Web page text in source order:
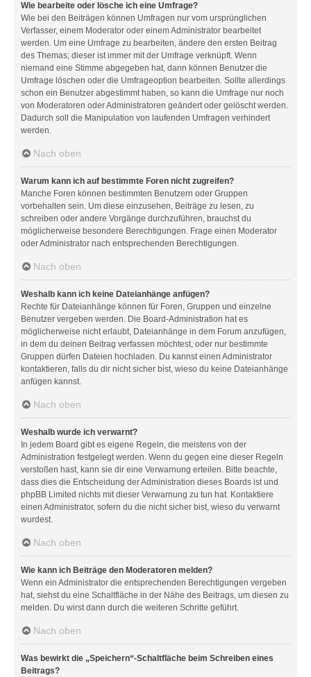
Wie bearbeite oder lösche ich eine Umfrage?
Wie bei den Beiträgen können Umfragen nur vom ursprünglichen
Verfasser, einem Moderator oder einem Administrator bearbeitet
werden. Um eine Umfrage zu bearbeiten, ändere den ersten Beitrag
des Themas; dieser ist immer mit der Umfrage verknüpft. Wenn
niemand eine Stimme abgegeben hat, dann können Benutzer die
Umfrage löschen oder die Umfrageoption bearbeiten. Sollte allerdings
schon ein Benutzer abgestimmt haben, so kann die Umfrage nur noch
von Moderatoren oder Administratoren geändert oder gelöscht werden.
Dadurch soll die Manipulation von laufenden Umfragen verhindert
werden.
Nach oben
Warum kann ich auf bestimmte Foren nicht zugreifen?
Manche Foren können bestimmten Benutzern oder Gruppen
vorbehalten sein. Um diese einzusehen, Beiträge zu lesen, zu
schreiben oder andere Vorgänge durchzuführen, brauchst du
möglicherweise besondere Berechtigungen. Frage einen Moderator
oder Administrator nach entsprechenden Berechtigungen.
Nach oben
Weshalb kann ich keine Dateianhänge anfügen?
Rechte für Dateianhänge können für Foren, Gruppen und einzelne
Benutzer vergeben werden. Die Board-Administration hat es
möglicherweise nicht erlaubt, Dateianhänge in dem Forum anzufügen,
in dem du deinen Beitrag verfassen möchtest, oder nur bestimmte
Gruppen dürfen Dateien hochladen. Du kannst einen Administrator
kontaktieren, falls du dir nicht sicher bist, wieso du keine Dateianhänge
anfügen kannst.
Nach oben
Weshalb wurde ich verwarnt?
In jedem Board gibt es eigene Regeln, die meistens von der
Administration festgelegt werden. Wenn du gegen eine dieser Regeln
verstoßen hast, kann sie dir eine Verwarnung erteilen. Bitte beachte,
dass dies die Entscheidung der Administration dieses Boards ist und
phpBB Limited nichts mit dieser Verwarnung zu tun hat. Kontaktiere
einen Administrator, sofern du die nicht sicher bist, wieso du verwarnt
wurdest.
Nach oben
Wie kann ich Beiträge den Moderatoren melden?
Wenn ein Administrator die entsprechenden Berechtigungen vergeben
hat, siehst du eine Schaltfläche in der Nähe des Beitrags, um diesen zu
melden. Du wirst dann durch die weiteren Schritte geführt.
Nach oben
Was bewirkt die „Speichern“-Schaltfläche beim Schreiben eines
Beitrags?